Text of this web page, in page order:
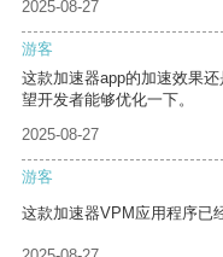
2025-08-27
游客
这款加速器app的加速效果
望开发者能够优化一下。
2025-08-27
游客
这款加速器VPM应用程序已